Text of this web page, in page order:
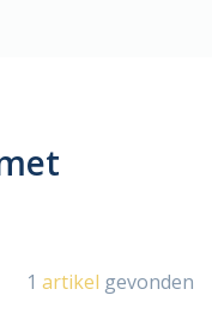
1 artikel gevonden